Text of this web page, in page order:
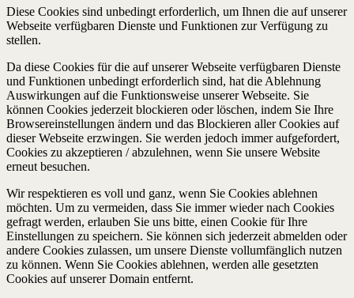
Diese Cookies sind unbedingt erforderlich, um Ihnen die auf unserer
Webseite verfügbaren Dienste und Funktionen zur Verfügung zu
stellen.
Da diese Cookies für die auf unserer Webseite verfügbaren Dienste
und Funktionen unbedingt erforderlich sind, hat die Ablehnung
Auswirkungen auf die Funktionsweise unserer Webseite. Sie
können Cookies jederzeit blockieren oder löschen, indem Sie Ihre
Browsereinstellungen ändern und das Blockieren aller Cookies auf
dieser Webseite erzwingen. Sie werden jedoch immer aufgefordert,
Cookies zu akzeptieren / abzulehnen, wenn Sie unsere Website
erneut besuchen.
Wir respektieren es voll und ganz, wenn Sie Cookies ablehnen
möchten. Um zu vermeiden, dass Sie immer wieder nach Cookies
gefragt werden, erlauben Sie uns bitte, einen Cookie für Ihre
Einstellungen zu speichern. Sie können sich jederzeit abmelden oder
andere Cookies zulassen, um unsere Dienste vollumfänglich nutzen
zu können. Wenn Sie Cookies ablehnen, werden alle gesetzten
Cookies auf unserer Domain entfernt.